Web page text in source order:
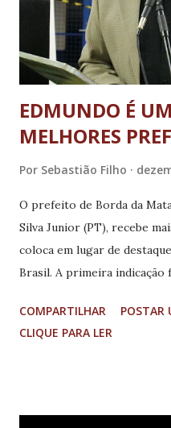
que a gratuidade do
Sul de Minas. O prefeito
EDMUNDO É
MELHORES
Por Sebastião Filho
O prefeito de Borda da
Silva Junior (PT), recebe
coloca em lugar de
Brasil. A primeira indicação
prefeitos de todo o país que
municípios. No final de
COMPARTILHAR
POSTAR
CLIQUE PARA LER